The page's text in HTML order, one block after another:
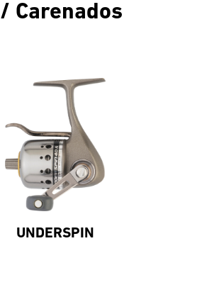
/ Carenados
UNDERSPIN